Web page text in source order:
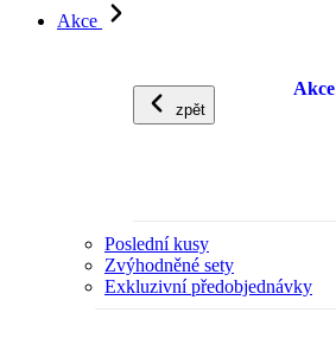
Akce
zpět
Akce
Poslední kusy
Zvýhodněné sety
Exkluzivní předobjednávky